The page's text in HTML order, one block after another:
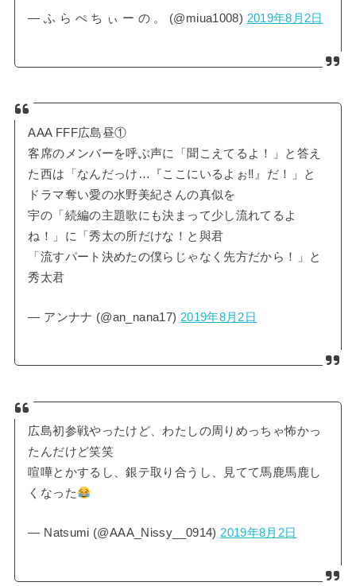
— ふ ら ぺ ち ぃ ー の 。 (@miua1008) 2019年8月2日
AAA FFF広島昼①
客席のメンバーを呼ぶ声に「聞こえてるよ！」と答え
た西は「なんだっけ…『ここにいるよぉ‼︎』だ！」と
ドラマ奪い愛の水野美紀さんの真似を
宇の「続編の主題歌にも決まって少し流れてるよ
ね！」に「秀太の所だけな！と與君
「流すパート決めたの僕らじゃなく先方だから！」と
秀太君
— アンナナ (@an_nana17) 2019年8月2日
広島初参戦やったけど、わたしの周りめっちゃ怖かっ
たんだけど笑笑
喧嘩とかするし、銀テ取り合うし、見てて馬鹿馬鹿し
くなった
— Natsumi (@AAA_Nissy__0914) 2019年8月2日